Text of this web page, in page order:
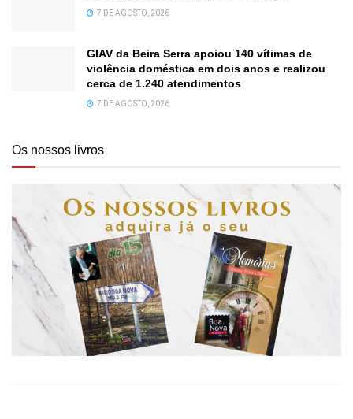
7 DE AGOSTO, 2026
GIAV da Beira Serra apoiou 140 vítimas de
violência doméstica em dois anos e realizou
cerca de 1.240 atendimentos
7 DE AGOSTO, 2026
Os nossos livros